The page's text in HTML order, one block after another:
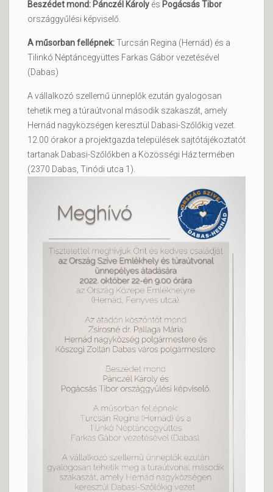
Beszédet mond: Pánczél Károly és Pogácsás Tibor
országgyűlési képviselő.
A műsorban fellépnek:Turcsán Regina (Hernád) és a
Tilinkó Néptáncegyüttes Farkas Gábor vezetésével
(Dabas)
A vállalkozó szellemű ünneplők ezután gyalogosan
tehetik meg a túraútvonal második szakaszát, amely
Hernád nagyközségen keresztül Dabasi-Szőlőkig vezet.
12.00 órakor a projektgazda települések sajtótájékoztatót
tartanak Dabasi-Szőlőkben a Közösségi Ház termében
(2370 Dabas, Tinódi utca 1).